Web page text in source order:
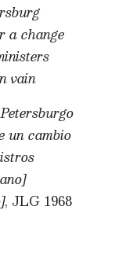
a change
vain
un cambio
, JLG 1968